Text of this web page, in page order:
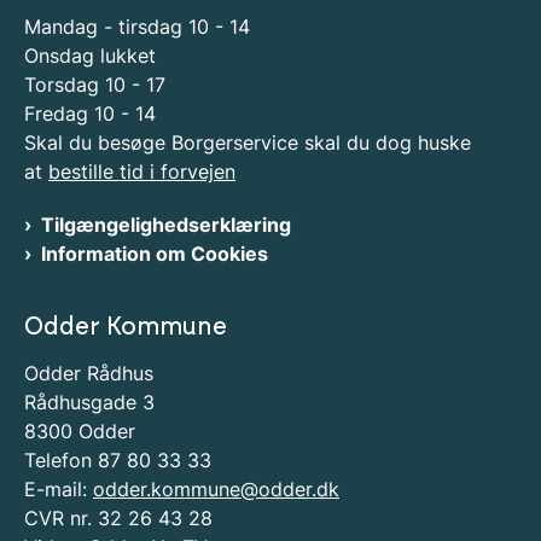
Mandag - tirsdag 10 - 14
Onsdag lukket
Torsdag 10 - 17
Fredag 10 - 14
Skal du besøge Borgerservice skal du dog huske
at bestille tid i forvejen
Tilgængelighedserklæring
Information om Cookies
Odder Kommune
Odder Rådhus
Rådhusgade 3
8300 Odder
Telefon 87 80 33 33
E-mail: odder.kommune@odder.dk
CVR nr. 32 26 43 28